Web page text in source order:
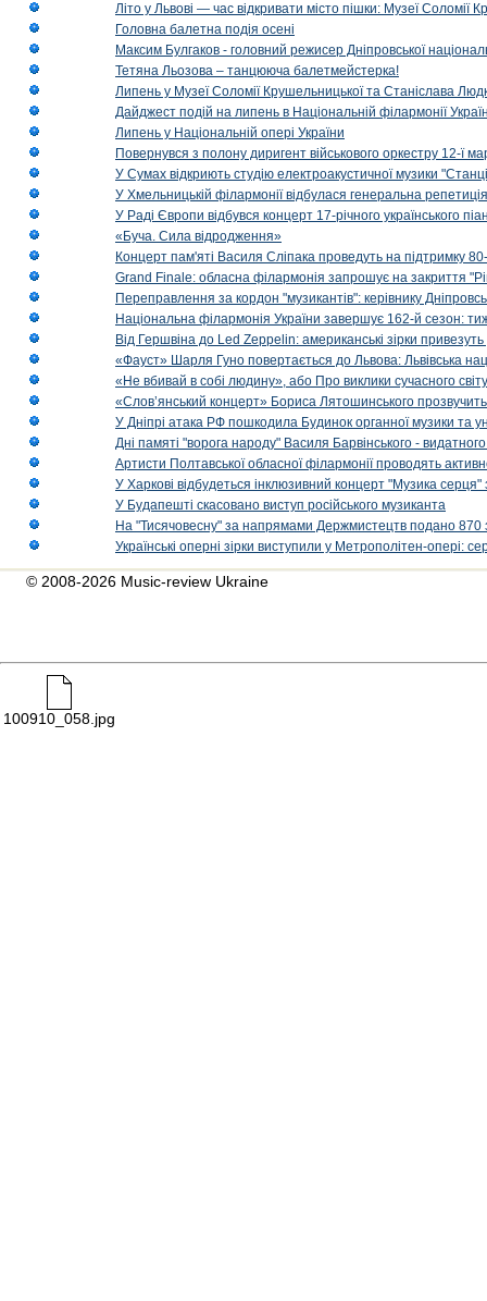
Літо у Львові — час відкривати місто пішки: Музеї Соломії
Головна балетна подія осені
Максим Булгаков - головний режисер Дніпровської
Тетяна Льозова – танцююча балетмейстерка!
Липень у Музеї Соломії Крушельницької та Станіслава
Дайджест подій на липень в Національній філармонії
Липень у Національній опері України
Повернувся з полону диригент військового оркестру 12-ї
У Сумах відкриють студію електроакустичної музики
У Хмельницькій філармонії відбулася генеральна
У Раді Європи відбувся концерт 17-річного українського
«Буча. Сила відродження»
Концерт пам'яті Василя Сліпака проведуть на підтримку
Grand Finale: обласна філармонія запрошує на закриття
Переправлення за кордон "музикантів": керівнику
Національна філармонія України завершує 162-й сезон:
Від Гершвіна до Led Zeppelin: американські зірки
«Фауст» Шарля Гуно повертається до Львова: Львівська
«Не вбивай в собі людину», або Про виклики сучасного світу
«Слов’янський концерт» Бориса Лятошинського
У Дніпрі атака РФ пошкодила Будинок органної музики та
Дні памяті "ворога народу" Василя Барвінського -
Артисти Полтавської обласної філармонії проводять
У Харкові відбудеться інклюзивний концерт "Музика
У Будапешті скасовано виступ російського музиканта
На "Тисячовесну" за напрямами Держмистецтв подано 870
Українські оперні зірки виступили у Метрополітен-опері:
© 2008-2026 Music-review Ukraine
100910_058.jpg